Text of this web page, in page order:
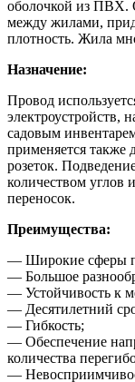
оболочкой из ПВХ.
между жилами,
плотность. Жила
Назначение:
Провод
электроустройств,
садовым
применяется также
розеток.
количеством углов
переносок.
Преимущества:
— Широкие сферы
— Большое
— Устойчивость к
— Десятилетний
— Гибкость;
— Обеспечение
количества
—